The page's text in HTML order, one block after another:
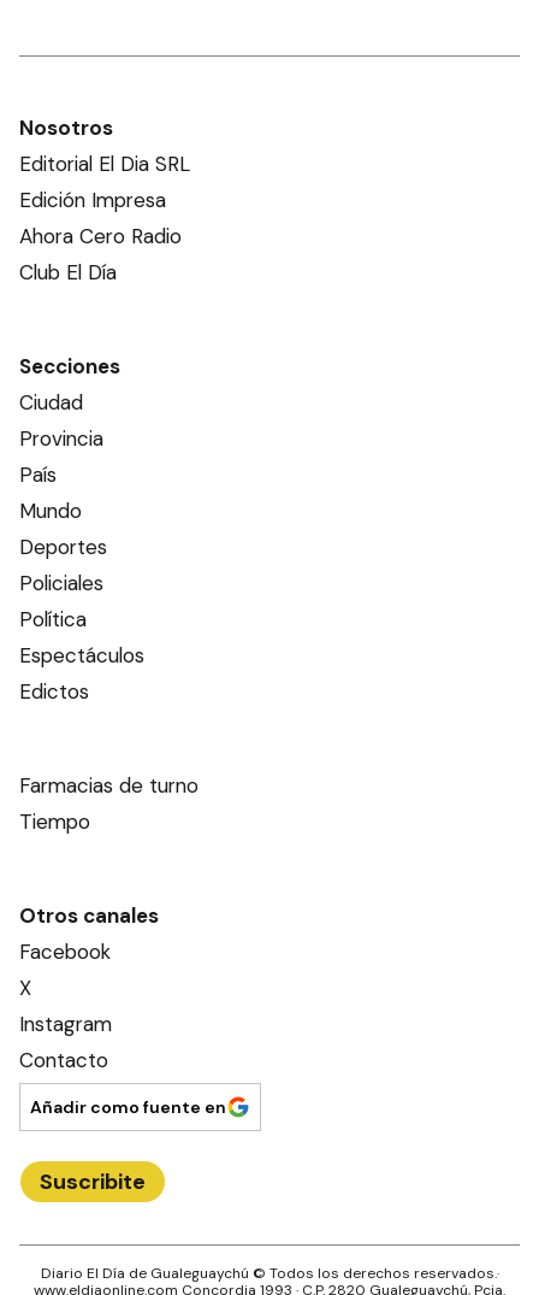
Nosotros
Editorial El Dia SRL
Edición Impresa
Ahora Cero Radio
Club El Día
Secciones
Ciudad
Provincia
País
Mundo
Deportes
Policiales
Política
Espectáculos
Edictos
Farmacias de turno
Tiempo
Otros canales
Facebook
X
Instagram
Contacto
Añadir como fuente en
Suscribite
Diario El Día de Gualeguaychú © Todos los derechos reservados.·
www.eldiaonline.com Concordia 1993 · C.P.2820 Gualeguaychú, Pcia.